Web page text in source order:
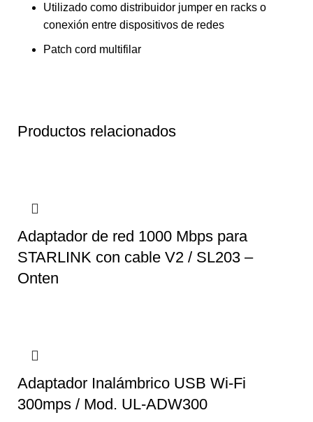
Utilizado como distribuidor jumper en racks o
conexión entre dispositivos de redes
Patch cord multifilar
Productos relacionados
Adaptador de red 1000 Mbps para
STARLINK con cable V2 / SL203 –
Onten
Adaptador Inalámbrico USB Wi-Fi
300mps / Mod. UL-ADW300